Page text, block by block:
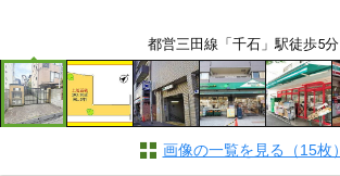
都営三田線「千石」駅徒歩5分
画像の一覧を見る（15枚）